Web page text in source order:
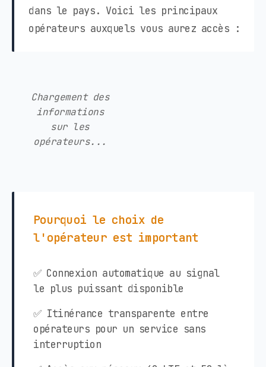
dans le pays. Voici les principaux
opérateurs auxquels vous aurez accès :
Chargement des
informations
sur les
opérateurs...
Pourquoi le choix de
l'opérateur est important
✅ Connexion automatique au signal
le plus puissant disponible
✅ Itinérance transparente entre
opérateurs pour un service sans
interruption